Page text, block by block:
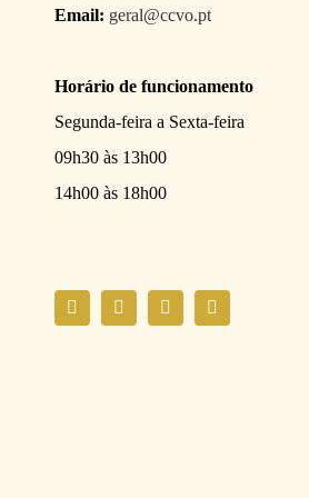
Email: geral@ccvo.pt
Horário de funcionamento
Segunda-feira a Sexta-feira
09h30 às 13h00
14h00 às 18h00